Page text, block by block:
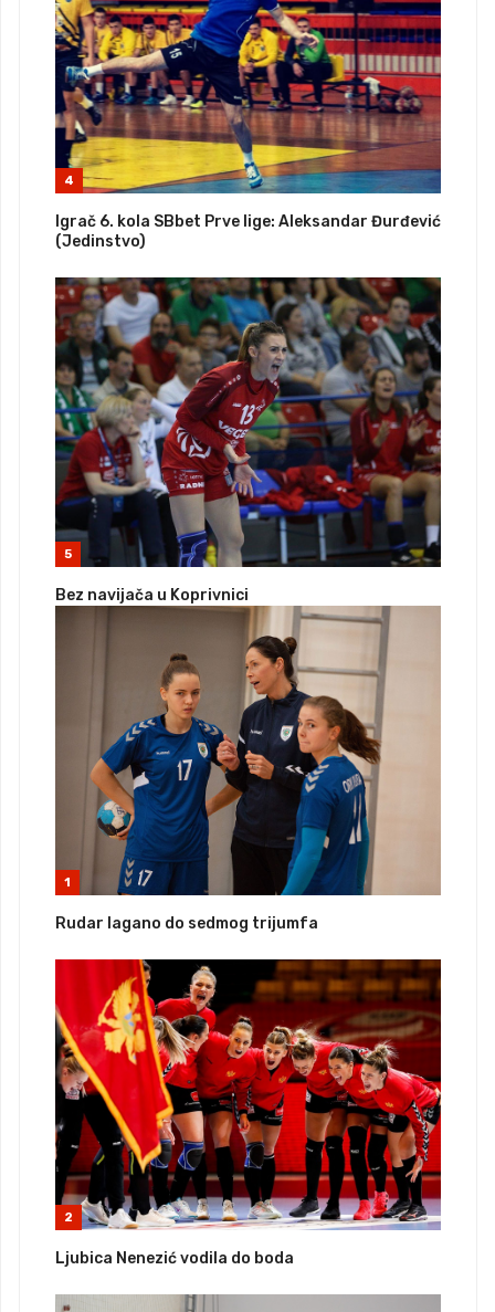
4
Igrač 6. kola SBbet Prve lige: Aleksandar Đurđević
(Jedinstvo)
5
Bez navijača u Koprivnici
1
Rudar lagano do sedmog trijumfa
2
Ljubica Nenezić vodila do boda